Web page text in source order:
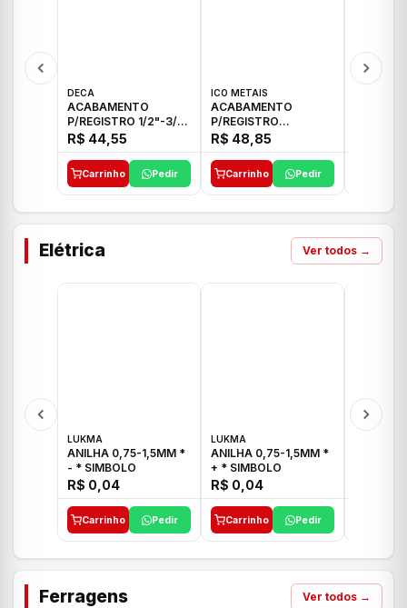
DECA
ACABAMENTO
P/REGISTRO 1/2"-3/4"
E 1"C21.PQ DECA
R$ 44,55
Carrinho Pedir
ICO METAIS
ACABAMENTO
P/REGISTRO
1/2"-3/4"-1" ACB M
CS 33 ICO
R$ 48,85
Carrinho Pedir
Elétrica Ver todos →
LUKMA
ANILHA 0,75-1,5MM *
- * SIMBOLO
R$ 0,04
Carrinho Pedir
LUKMA
ANILHA 0,75-1,5MM *
+ * SIMBOLO
R$ 0,04
Carrinho Pedir
Ferragens Ver todos →